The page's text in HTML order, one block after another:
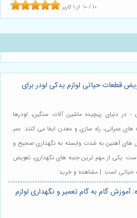
10 / 10 از 1 کاربر
قطعات حیاتی لوازم یدکی لودر برای
- در دنیای پیچیده ماشین آلات سنگین، لودرها
عمرانی، راه سازی و معدن ایفا می کنند. عمر
های آهنین به شدت وابسته به نگهداری صحیح و
یکی از مهم ترین جنبه های نگهداری، تعویض
حیاتی است. | مشاهده و خرید
آموزش گام به گام تعمیر و نگهداری لوازم